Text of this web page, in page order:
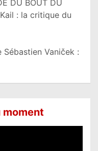
DU BOUT DU
: la critique du
Sébastien Vaniček :
moment